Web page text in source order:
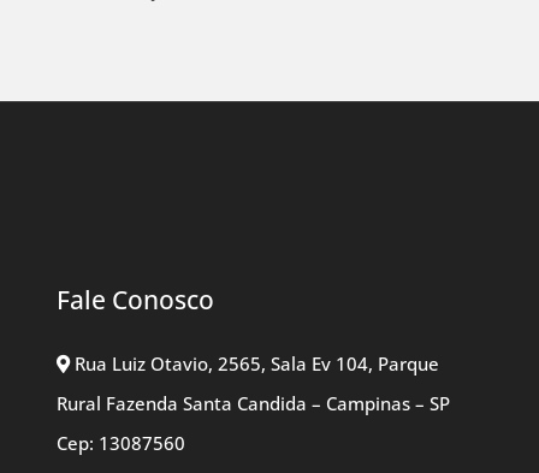
Fale Conosco
Rua Luiz Otavio, 2565, Sala Ev 104, Parque
Rural Fazenda Santa Candida – Campinas – SP
Cep: 13087560